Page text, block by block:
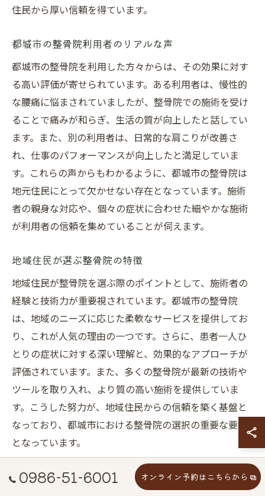
住民から厚い信頼を得ています。
都城市の整骨院利用者のリアルな声
都城市の整骨院を利用した方々からは、その効果に対す
る高い評価が寄せられています。ある利用者は、慢性的
な腰痛に悩まされていましたが、整骨院での施術を受け
ることで痛みが和らぎ、生活の質が向上したと話してい
ます。また、別の利用者は、日常的な肩こりが改善さ
れ、仕事のパフォーマンスが向上したと満足していま
す。これらの声からもわかるように、都城市の整骨院は
地元住民にとって欠かせない存在となっています。施術
者の親身な対応や、個々の症状に合わせた細やかな施術
が利用者の信頼を集めていることが伺えます。
地域住民が選ぶ整骨院の特徴
地域住民が整骨院を選ぶ際のポイントとして、施術者の
経験と技術力が重要視されています。都城市の整骨院
は、地域のニーズに応じた柔軟なサービスを提供してお
り、これが人気の理由の一つです。さらに、患者一人ひ
とりの症状に対する深い理解と、効果的なアプローチが
評価されています。また、多くの整骨院が最新の技術や
ツールを取り入れ、より質の高い施術を提供していま
す。こうした努力が、地域住民からの信頼を築く基盤と
なっており、都城市における整骨院の選択の重要な要素
となっています。
0986-51-6001 オンライン予約はこちらから